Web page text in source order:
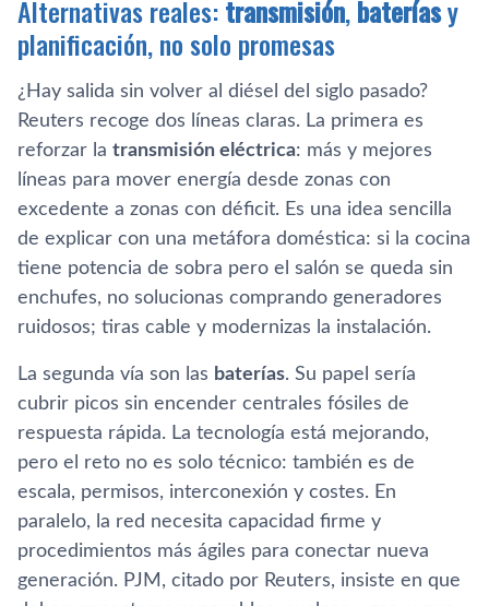
Alternativas reales:transmisión,bateríasy
planificación, no solo promesas
¿Hay salida sin volver al diésel del siglo pasado?
Reuters recoge dos líneas claras. La primera es
reforzar la transmisión eléctrica: más y mejores
líneas para mover energía desde zonas con
excedente a zonas con déficit. Es una idea sencilla
de explicar con una metáfora doméstica: si la cocina
tiene potencia de sobra pero el salón se queda sin
enchufes, no solucionas comprando generadores
ruidosos; tiras cable y modernizas la instalación.
La segunda vía son las baterías. Su papel sería
cubrir picos sin encender centrales fósiles de
respuesta rápida. La tecnología está mejorando,
pero el reto no es solo técnico: también es de
escala, permisos, interconexión y costes. En
paralelo, la red necesita capacidad firme y
procedimientos más ágiles para conectar nueva
generación. PJM, citado por Reuters, insiste en que